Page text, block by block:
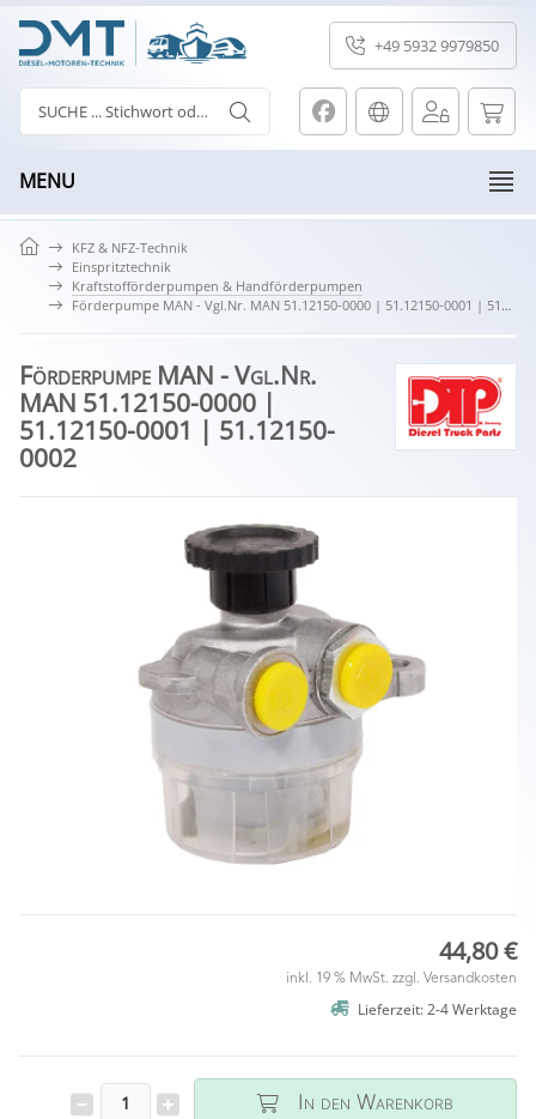
+49 5932 9979850
MENU
KFZ & NFZ-Technik
Einspritztechnik
Kraftstofförderpumpen & Handförderpumpen
Förderpumpe MAN - Vgl.Nr. MAN 51.12150-0000 | 51.12150-0001 | 51.12150-0002
Förderpumpe MAN - Vgl.Nr.
MAN 51.12150-0000 |
51.12150-0001 | 51.12150-
0002
44,80 €
inkl. 19 % MwSt. zzgl. Versandkosten
Lieferzeit: 2-4 Werktage
In den Warenkorb